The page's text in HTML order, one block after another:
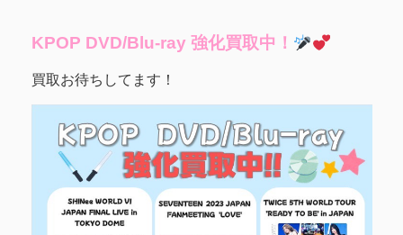
KPOP DVD/Blu-ray 強化買取中！
買取お待ちしてます！